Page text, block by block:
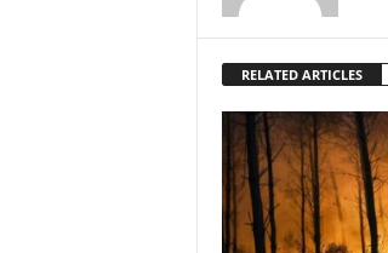
RELATED ARTICLES